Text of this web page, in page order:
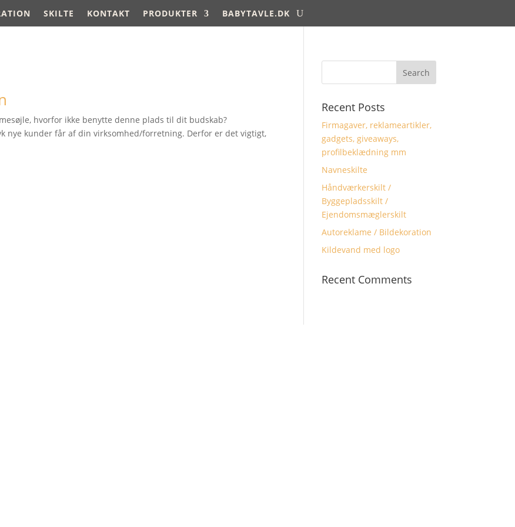
SKILTE KONTAKT PRODUKTER BABYTAVLE.DK
hvorfor ikke benytte denne plads til dit budskab?
nye kunder får af din virksomhed/forretning. Derfor er det vigtigt,
Recent Posts
Firmagaver, reklameartikler,
gadgets, giveaways,
profilbeklædning mm
Navneskilte
Håndværkerskilt /
Byggepladsskilt /
Ejendomsmæglerskilt
Autoreklame / Bildekoration
Kildevand med logo
Recent Comments